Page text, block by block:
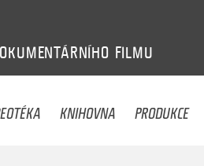
FILMU
KNIHOVNA PRODUKCE